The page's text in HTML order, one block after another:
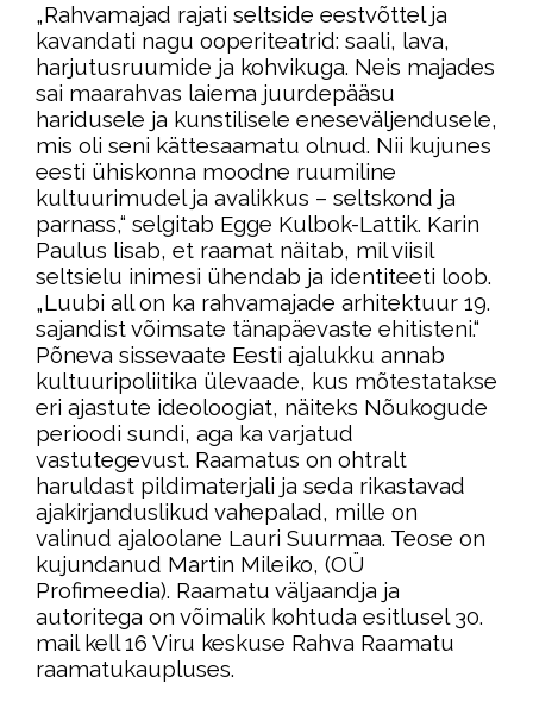
„Rahvamajad rajati seltside eestvõttel ja
kavandati nagu ooperiteatrid: saali, lava,
harjutusruumide ja kohvikuga. Neis majades
sai maarahvas laiema juurdepääsu
haridusele ja kunstilisele eneseväljendusele,
mis oli seni kättesaamatu olnud. Nii kujunes
eesti ühiskonna moodne ruumiline
kultuurimudel ja avalikkus – seltskond ja
parnass,“ selgitab Egge Kulbok-Lattik. Karin
Paulus lisab, et raamat näitab, mil viisil
seltsielu inimesi ühendab ja identiteeti loob.
„Luubi all on ka rahvamajade arhitektuur 19.
sajandist võimsate tänapäevaste ehitisteni.“
Põneva sissevaate Eesti ajalukku annab
kultuuripoliitika ülevaade, kus mõtestatakse
eri ajastute ideoloogiat, näiteks Nõukogude
perioodi sundi, aga ka varjatud
vastutegevust. Raamatus on ohtralt
haruldast pildimaterjali ja seda rikastavad
ajakirjanduslikud vahepalad, mille on
valinud ajaloolane Lauri Suurmaa. Teose on
kujundanud Martin Mileiko, (OÜ
Profimeedia). Raamatu väljaandja ja
autoritega on võimalik kohtuda esitlusel 30.
mail kell 16 Viru keskuse Rahva Raamatu
raamatukaupluses.